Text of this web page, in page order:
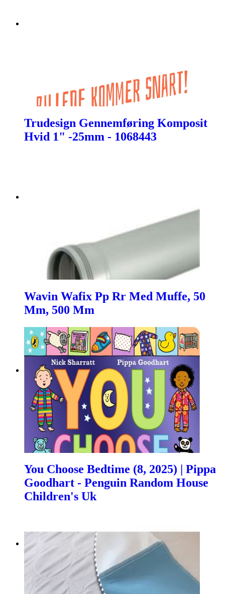
Trudesign Gennemføring Komposit
Hvid 1" -25mm - 1068443
Wavin Wafix Pp Rr Med Muffe, 50
Mm, 500 Mm
You Choose Bedtime (8, 2025) | Pippa
Goodhart - Penguin Random House
Children's Uk